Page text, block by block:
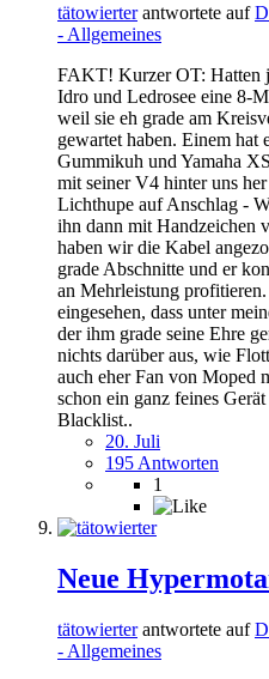
tätowierterantwortete auf
- Allgemeines
FAKT! Kurzer OT: Hatten
Idro und Ledrosee eine 8-
weil sie eh grade am
gewartet haben. Einem hat
Gummikuh und Yamaha
mit seiner V4 hinter uns
Lichthupe auf Anschlag -
ihn dann mit Handzeichen
haben wir die Kabel
grade Abschnitte und er
an Mehrleistung
eingesehen, dass unter
der ihm grade seine Ehre
nichts darüber aus, wie
auch eher Fan von Moped
schon ein ganz feines
Blacklist..
20. Juli
195 Antworten
1
Neue
tätowierterantwortete auf
- Allgemeines